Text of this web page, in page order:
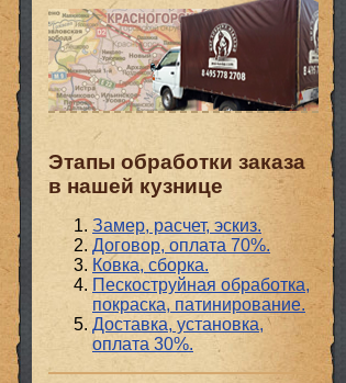
Этапы обработки заказа
в нашей кузнице
Замер, расчет, эскиз.
Договор, оплата 70%.
Ковка, сборка.
Пескоструйная обработка,
покраска, патинирование.
Доставка, установка,
оплата 30%.